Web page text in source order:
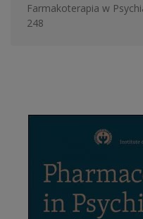
Farmakoterapia w
248